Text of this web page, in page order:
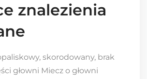
znalezienia
skorodowany, brak
głowni Miecz o głowni